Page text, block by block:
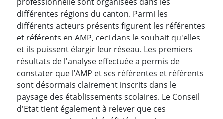
différentes régions du canton. Parmi les
différents acteurs présents figurent les référentes
et référents en AMP, ceci dans le souhait qu'elles
et ils puissent élargir leur réseau. Les premiers
résultats de l'analyse effectuée a permis de
constater que l’AMP et ses référentes et référents
sont désormais clairement inscrits dans le
paysage des établissements scolaires. Le Conseil
d'Etat tient également à relever que ces